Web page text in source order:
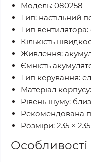
Модель: 080258
Тип: настільний
Тип вентилятора:
Кількість
Живлення:
Ємність
Тип керування:
Матеріал
Рівень шуму:
Рекомендована
Розміри: 235 ×
Особливості